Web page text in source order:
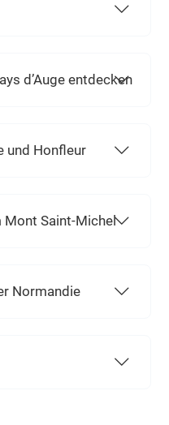
d’Auge entdecken
und Honfleur
Mont Saint-Michel
Normandie